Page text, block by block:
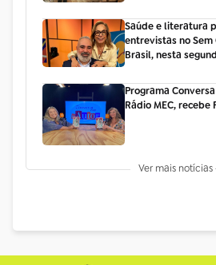
Saúde e literatura
entrevistas no Sem
Brasil, nesta
Programa
Rádio MEC, recebe
Ver mais notícias